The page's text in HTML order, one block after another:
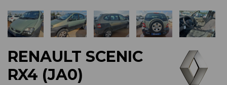
RENAULT SCENIC
RX4 (JA0)